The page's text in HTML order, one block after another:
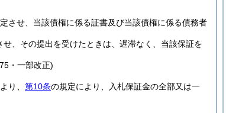
させ、当該債権に係る証書及び当該債権に係る債務者
、その提出を受けたときは、遅滞なく、当該保証を
・一部改正)
り、 第10条の規定により、入札保証金の全部又は一